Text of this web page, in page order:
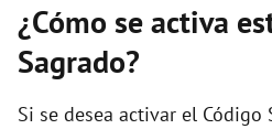
¿Cómo se activa
Sagrado?
Si se desea activar el Código